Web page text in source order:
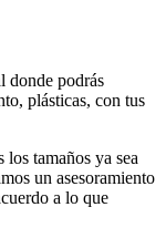
donde podrás
plásticas, con tus
los tamaños ya sea
un asesoramiento
a lo que